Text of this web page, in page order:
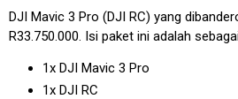
DJI Mavic 3 Pro (DJI RC) yang
R33.750.000. Isi paket ini adalah
1x DJI Mavic 3 Pro
1x DJI RC